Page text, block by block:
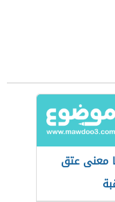
معنى عتق